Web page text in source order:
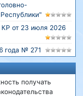
от 23 июля 2026
года № 271
получать